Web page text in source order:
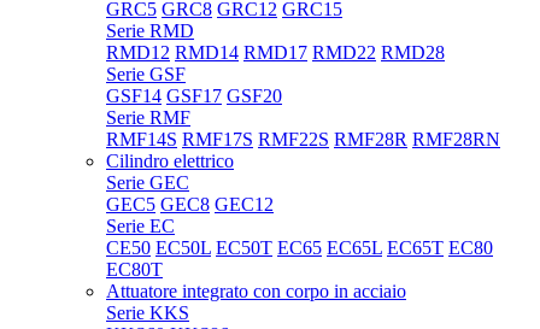
GRC5 GRC8 GRC12 GRC15
Serie RMD
RMD12 RMD14 RMD17 RMD22 RMD28
Serie GSF
GSF14 GSF17 GSF20
Serie RMF
RMF14S RMF17S RMF22S RMF28R RMF28RN
Cilindro elettrico
Serie GEC
GEC5 GEC8 GEC12
Serie EC
CE50 EC50L EC50T EC65 EC65L EC65T EC80
EC80T
Attuatore integrato con corpo in acciaio
Serie KKS